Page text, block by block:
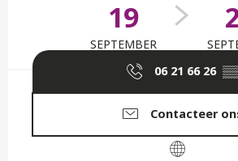
19
SEPTEMBER
06 21 66 26 ▒▒
Contacteer